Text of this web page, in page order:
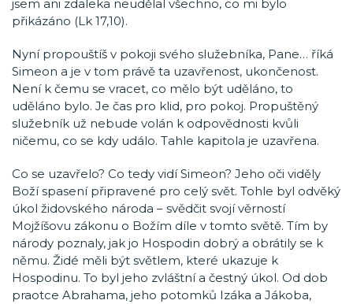
jsem ani zdaleka neudělal všechno, co mi bylo
přikázáno (Lk 17,10).
Nyní propouštíš v pokoji svého služebníka, Pane… říká
Simeon a je v tom právě ta uzavřenost, ukončenost.
Není k čemu se vracet, co mělo být uděláno, to
uděláno bylo. Je čas pro klid, pro pokoj. Propuštěný
služebník už nebude volán k odpovědnosti kvůli
ničemu, co se kdy událo. Tahle kapitola je uzavřena.
Co se uzavřelo? Co tedy vidí Simeon? Jeho oči viděly
Boží spasení připravené pro celý svět. Tohle byl odvěký
úkol židovského národa – svědčit svojí věrností
Mojžíšovu zákonu o Božím díle v tomto světě. Tím by
národy poznaly, jak jo Hospodin dobrý a obrátily se k
němu. Židé měli být světlem, které ukazuje k
Hospodinu. To byl jeho zvláštní a čestný úkol. Od dob
praotce Abrahama, jeho potomků Izáka a Jákoba,